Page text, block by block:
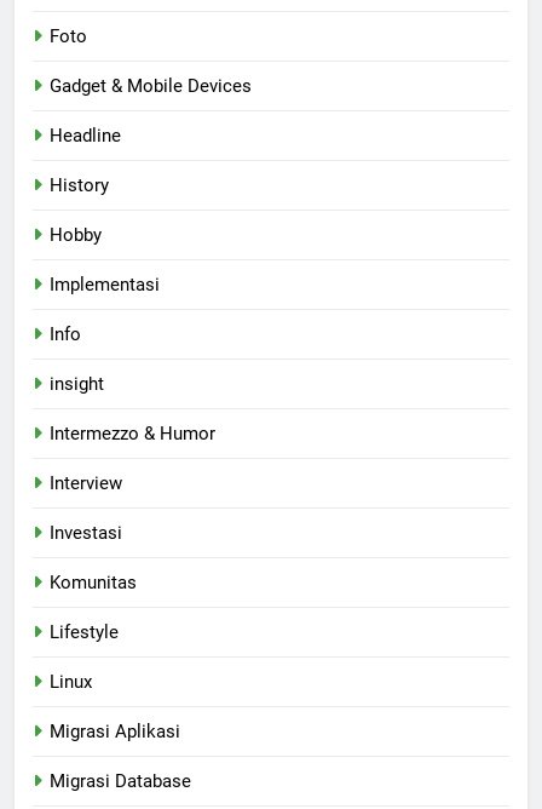
Foto
Gadget & Mobile Devices
Headline
History
Hobby
Implementasi
Info
insight
Intermezzo & Humor
Interview
Investasi
Komunitas
Lifestyle
Linux
Migrasi Aplikasi
Migrasi Database